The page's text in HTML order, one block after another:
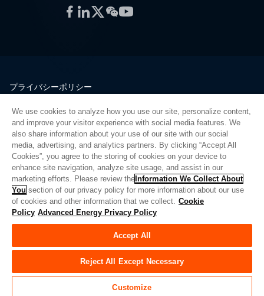
Facebook
LinkedIn
Twitter
WeChat
YouTube
プライバシーポリシー
品質
サイトマップ
サプライヤーポータル
UK Modern Slavery Act
Privacy Preferences
Do Not Sell or Share My Personal Information
Limit the Use of My Sensitive Personal Information
© Copyright 2026 アドバンスドエナジー | ビルド 39545
We use cookies to analyze how you use our site, personalize content,
and improve your visitor experience with social media features. We
also share information about your use of our site with our social
media, advertising, and analytics partners. By clicking “Accept All
Cookies”, you agree to the storing of cookies on your device to
enhance site navigation, analyze site usage, and assist in our
marketing efforts. Please review the Information We Collect About
You section of our privacy policy for more information about our use
of cookies and other information that we collect. Cookie
Policy Advanced Energy Privacy Policy
Accept All
Reject All Except Necessary
Customize